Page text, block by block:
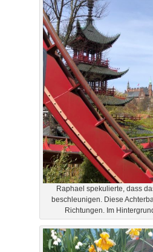
Raphael spekulierte, dass
beschleunigen. Diese
Richtungen. Im